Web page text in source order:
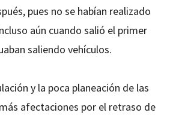
pues no se habían realizado
aún cuando salió el primer
saliendo vehículos.
y la poca planeación de las
afectaciones por el retraso de